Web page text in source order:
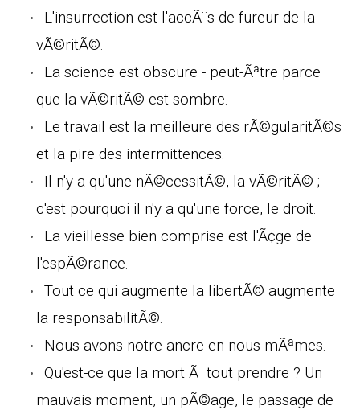
L'insurrection est l'accÃ¨s de fureur de la
vÃ©ritÃ©.
La science est obscure - peut-Ãªtre parce
que la vÃ©ritÃ© est sombre.
Le travail est la meilleure des rÃ©gularitÃ©s
et la pire des intermittences.
Il n'y a qu'une nÃ©cessitÃ©, la vÃ©ritÃ© ;
c'est pourquoi il n'y a qu'une force, le droit.
La vieillesse bien comprise est l'Ã¢ge de
l'espÃ©rance.
Tout ce qui augmente la libertÃ© augmente
la responsabilitÃ©.
Nous avons notre ancre en nous-mÃªmes.
Qu'est-ce que la mort Ã tout prendre ? Un
mauvais moment, un pÃ©age, le passage de